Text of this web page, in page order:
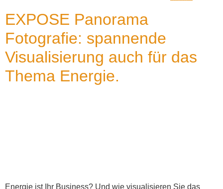
EXPOSE Panorama
Fotografie: spannende
Visualisierung auch für das
Thema Energie.
Energie ist Ihr Business? Und wie visualisieren Sie das